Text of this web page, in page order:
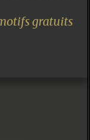
gratuits